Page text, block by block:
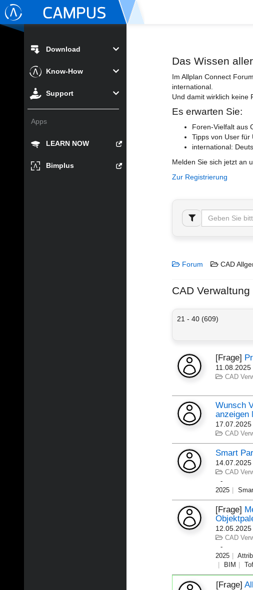
Download
Know-How
Support
Apps
LEARN NOW
Bimplus
Das Wissen
Im Allplan Connect
international.
Und damit wirklich keine
Es erwarten Sie:
Foren-Vielfalt aus
Tipps von User für
international:
Melden Sie sich jetzt an
Zur Registrierung
Forum CAD
CAD Verwaltung
21 - 40 (609)
[Frage]
CAD
Wunsch
anzeigen
CAD
Smart
CAD
2025
[Frage]
12.05.2025
CAD
2025
BIM
[Frage]